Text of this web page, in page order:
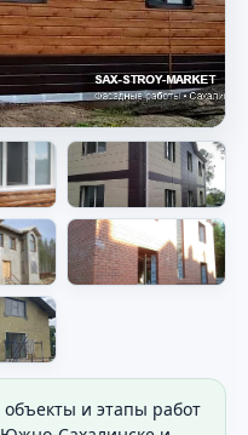
дома.
и этапы работ